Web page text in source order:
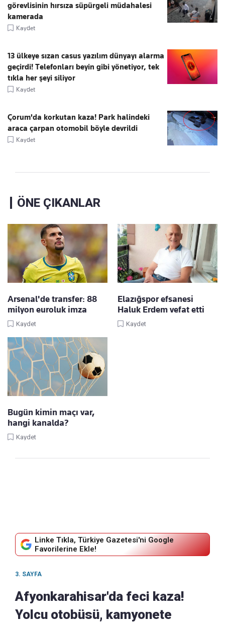
görevlisinin hırsıza süpürgeli müdahalesi
kamerada
Kaydet
13 ülkeye sızan casus yazılım dünyayı alarma
geçirdi! Telefonları beyin gibi yönetiyor, tek
tıkla her şeyi siliyor
Kaydet
Çorum'da korkutan kaza! Park halindeki
araca çarpan otomobil böyle devrildi
Kaydet
ÖNE ÇIKANLAR
Arsenal'de transfer: 88
milyon euroluk imza
Kaydet
Elazığspor efsanesi
Haluk Erdem vefat etti
Kaydet
Bugün kimin maçı var,
hangi kanalda?
Kaydet
Linke Tıkla, Türkiye Gazetesi'ni Google
Favorilerine Ekle!
3. SAYFA
Afyonkarahisar'da feci kaza!
Yolcu otobüsü, kamyonete